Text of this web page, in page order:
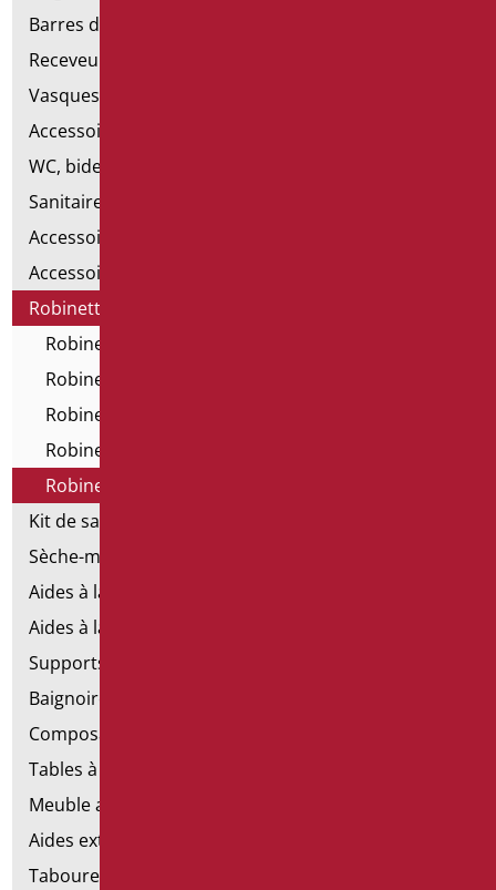
Barres de douche
Receveurs et cabines de douche
Vasques
Accessoires pour lavabo
WC, bidet et pack WC
Sanitaires spéciaux
Accessoires pour cuvette
Accessoires pour la salle de bain
Robinetterie
Robinetterie - Série Home
Robinetterie - Série All in One
Robinetterie électronique
Robinets et mitigeurs temporisés
Robinetterie technique
Kit de salle de bains standard
Sèche-mains électriques
Aides à la salle de bains d'émergence
Aides à la salle de bains en acier inoxydable
Supports de fixation pour les murs en placoplâtre
Baignoires avec porte
Composants de la main courante
Tables à langer
Meuble avec chaise pour salle de bains
Aides extractibles pour la salle de bains
Tabourets de douche